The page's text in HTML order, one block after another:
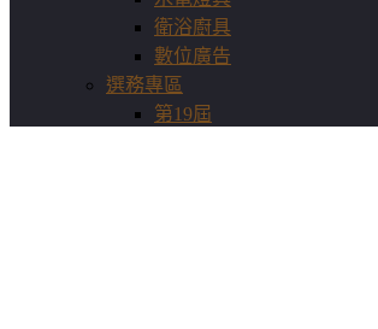
衛浴廚具
數位廣告
選務專區
第19屆